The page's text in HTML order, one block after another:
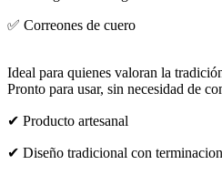
✅ Correones de cuero
Ideal para quienes valoran la
Pronto para usar, sin necesidad de
✔ Producto artesanal
✔ Diseño tradicional con